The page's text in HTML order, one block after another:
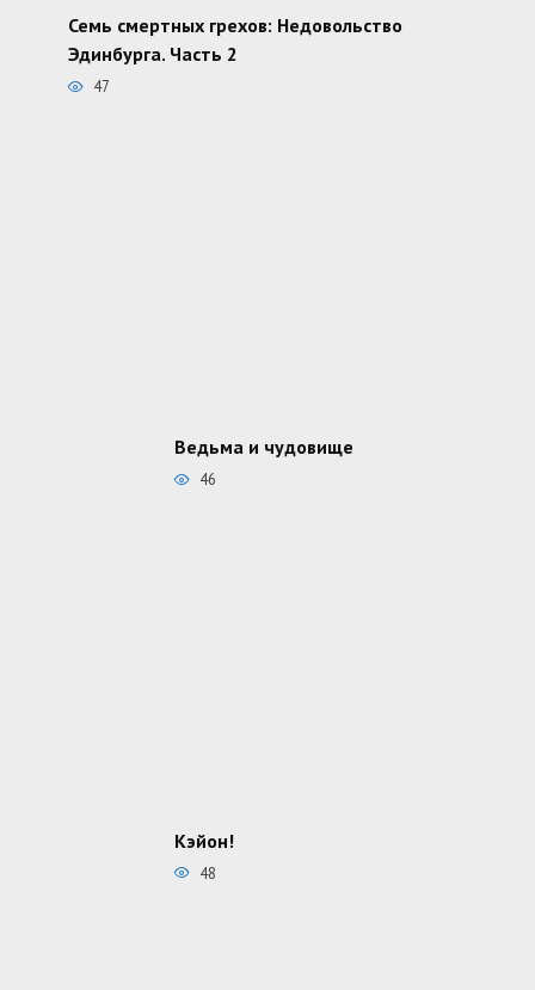
Семь смертных грехов: Недовольство
Эдинбурга. Часть 2
47
Ведьма и чудовище
46
Кэйон!
48